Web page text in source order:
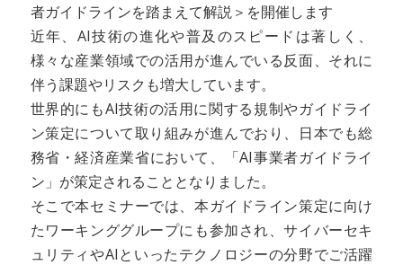
者ガイドラインを踏まえて解説＞を開催します
近年、AI技術の進化や普及のスピードは著しく、
様々な産業領域での活用が進んでいる反面、それに
伴う課題やリスクも増大しています。
世界的にもAI技術の活用に関する規制やガイドライ
ン策定について取り組みが進んでおり、日本でも総
務省・経済産業省において、「AI事業者ガイドライ
ン」が策定されることとなりました。
そこで本セミナーでは、本ガイドライン策定に向け
たワーキンググループにも参加され、サイバーセキ
ュリティやAIといったテクノロジーの分野でご活躍